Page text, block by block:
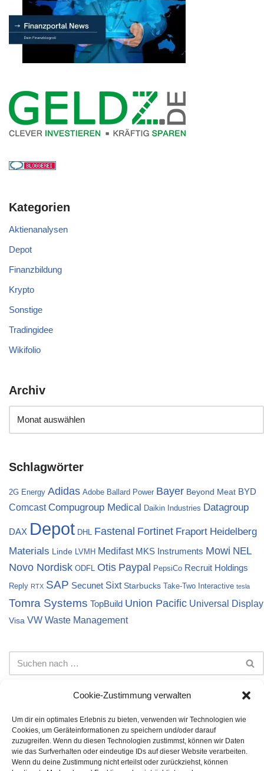
Cookie-Zustimmung verwalten
Um dir ein optimales Erlebnis zu bieten, verwenden wir Technologien wie
Cookies, um Geräteinformationen zu speichern und/oder darauf
zuzugreifen. Wenn du diesen Technologien zustimmst, können wir Daten
wie das Surfverhalten oder eindeutige IDs auf dieser Website verarbeiten.
Wenn du deine Zustimmung nicht erteilst oder zurückziehst, können
Kategorien
Aktienanalysen
Depot
Finanzbildung
Krypto
Sonstige
Tradingidee
Wikifolio
Archiv
Schlagwörter
2G Energy Adidas Adobe Ballard Power Bayer Beyond Meat BYD
Comcast Compugroup Medical Daikin Industries Datagroup
DAX Depot DHL Fastenal Fortinet Fraport Heidelberg
Materials Linde LVMH Medifast MKS Instruments Mowi NEL
Novo Nordisk ODFL Otis Paypal PepsiCo Recruit Holdings
Reply RTX SAP Secunet Sixt Starbucks Take-Two Interactive tesla
Tomra Systems TopBuild Union Pacific Universal Display
Visa VW Waste Management
Impressum Datenschutz Cookie-Richtlinie (EU)
Die auf dieser Webseite dargestellten Informationen stellen